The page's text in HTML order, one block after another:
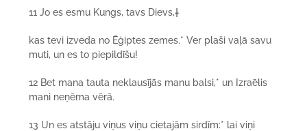
11 Jo es esmu Kungs, tavs Dievs,†
kas tevi izveda no Ēģiptes zemes.* Ver plaši vaļā savu
muti, un es to piepildīšu!
12 Bet mana tauta neklausījās manu balsi,* un Izraēlis
mani neņēma vērā.
13 Un es atstāju viņus viņu cietajām sirdīm:* lai viņi